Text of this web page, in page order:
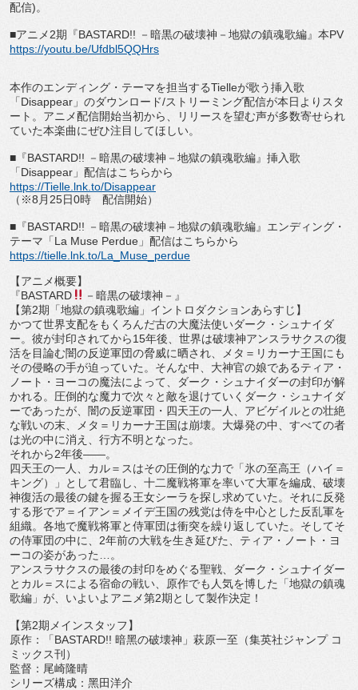
配信)。
■アニメ2期『BASTARD!! －暗黒の破壊神－ 地獄の鎮魂歌編』本PV
https://youtu.be/Ufdbl5QQHrs
本作のエンディング・テーマを担当するTielleが歌う挿入歌
「Disappear 」のダウンロード/ストリーミング配信が本日よりスタ
ート。アニメ配信開始当初から、
リリースを望む声が多数寄せられ
ていた本楽曲にぜひ注目してほしい。
■『BASTARD!! －暗黒の破壊神－地獄の鎮魂歌編』 挿入歌
「Disappear 」配信はこちらから
https://Tielle.lnk.to/Disappear
（※8 月 25日0時 配信開始）
■『BASTARD!! －暗黒の破壊神－地獄の鎮魂歌編』 エンディング・
テーマ「La Muse Perdue 」配信はこちらから
https://tielle.lnk.to/La_Muse_ perdue
【アニメ概要】
『BASTARD
－暗黒の破壊神－』
【第2期「地獄の鎮魂歌編」イントロダクションあらすじ】
かつて世界⽀配をもくろんだ古の⼤魔法使いダーク・ シュナイダ
ー。彼が封印されてから15年後、 世界は破壊神アンスラサクスの復
活を⽬論む闇の反逆軍団の脅威に晒され、メタ＝ リカーナ王国にも
その侵略の⼿が迫っていた。そんな中、⼤神官の娘であるティア・
ノート・ヨーコの魔法によって、ダーク・ シュナイダーの封印が解
かれる。圧倒的な魔⼒で次々と敵を退けていくダーク・シュナイダ
ーであったが、 闇の反逆軍団・四天王の⼀⼈、アビゲイルとの壮絶
な戦いの末、
メタ＝リカーナ王国は崩壊。⼤爆発の中、 すべての者
は光の中に消え、⾏⽅不明となった。
それから2年後――。
四天王の⼀⼈、カル＝スはその圧倒的な⼒で「氷の⾄⾼王（ハイ＝
キング）」として君臨し、⼗⼆魔戦将軍を率いて⼤軍を編成、 破壊
神復活の最後の鍵を握る王⼥シーラを探し求めていた。 それに反発
する形でア＝イアン＝メイデ王国の残党は侍を中⼼とした反乱軍を
組織。 各地で魔戦将軍と侍軍団は衝突を繰り返していた。 そしてそ
の侍軍団の中に、 2年前の⼤戦を⽣き延びた、ティア・ ノート・ヨ
ーコの姿があった…。
アンスラサクスの最後の封印をめぐる聖戦、ダーク・ シュナイダー
とカル＝スによる宿命の戦い、原作でも⼈気を博した「地獄の鎮魂
歌編」が、いよいよアニメ第2期として製作決定！
【第2期メインスタッフ】
原作：「BASTARD!! 暗⿊の破壊神」萩原⼀⾄（集英社ジャンプ コ
ミックス刊）
監督：尾崎隆晴
シリーズ構成：⿊⽥洋介